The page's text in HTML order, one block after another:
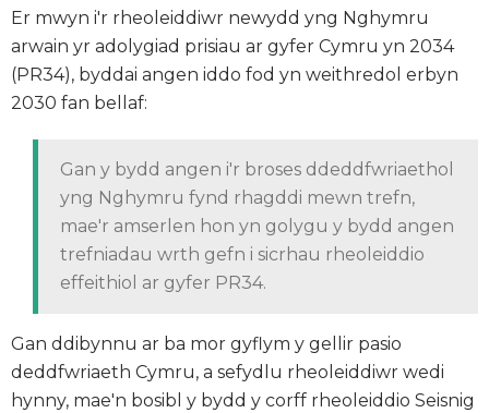
Er mwyn i'r rheoleiddiwr newydd yng Nghymru
arwain yr adolygiad prisiau ar gyfer Cymru yn 2034
(PR34), byddai angen iddo fod yn weithredol erbyn
2030 fan bellaf:
Gan y bydd angen i'r broses ddeddfwriaethol
yng Nghymru fynd rhagddi mewn trefn,
mae'r amserlen hon yn golygu y bydd angen
trefniadau wrth gefn i sicrhau rheoleiddio
effeithiol ar gyfer PR34.
Gan ddibynnu ar ba mor gyflym y gellir pasio
deddfwriaeth Cymru, a sefydlu rheoleiddiwr wedi
hynny, mae'n bosibl y bydd y corff rheoleiddio Seisnig